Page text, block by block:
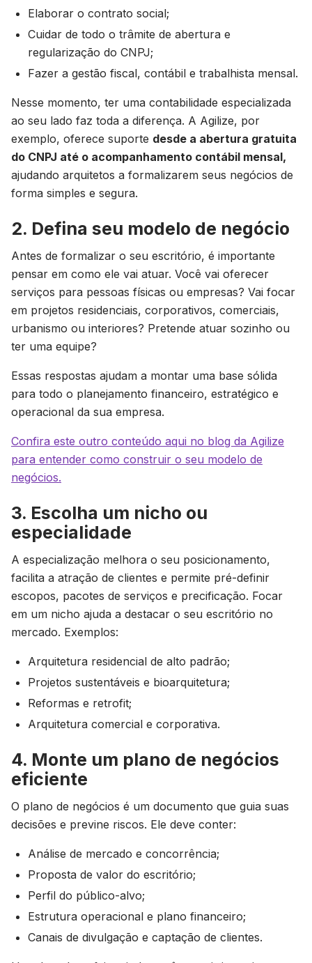
Elaborar o contrato social;
Cuidar de todo o trâmite de abertura e
regularização do CNPJ;
Fazer a gestão fiscal, contábil e trabalhista mensal.
Nesse momento, ter uma contabilidade especializada
ao seu lado faz toda a diferença. A Agilize, por
exemplo, oferece suporte desde a abertura gratuita
do CNPJ até o acompanhamento contábil mensal,
ajudando arquitetos a formalizarem seus negócios de
forma simples e segura.
2. Defina seu modelo de negócio
Antes de formalizar o seu escritório, é importante
pensar em como ele vai atuar. Você vai oferecer
serviços para pessoas físicas ou empresas? Vai focar
em projetos residenciais, corporativos, comerciais,
urbanismo ou interiores? Pretende atuar sozinho ou
ter uma equipe?
Essas respostas ajudam a montar uma base sólida
para todo o planejamento financeiro, estratégico e
operacional da sua empresa.
Confira este outro conteúdo aqui no blog da Agilize
para entender como construir o seu modelo de
negócios.
3. Escolha um nicho ou
especialidade
A especialização melhora o seu posicionamento,
facilita a atração de clientes e permite pré-definir
escopos, pacotes de serviços e precificação. Focar
em um nicho ajuda a destacar o seu escritório no
mercado. Exemplos:
Arquitetura residencial de alto padrão;
Projetos sustentáveis e bioarquitetura;
Reformas e retrofit;
Arquitetura comercial e corporativa.
4. Monte um plano de negócios
eficiente
O plano de negócios é um documento que guia suas
decisões e previne riscos. Ele deve conter:
Análise de mercado e concorrência;
Proposta de valor do escritório;
Perfil do público-alvo;
Estrutura operacional e plano financeiro;
Canais de divulgação e captação de clientes.